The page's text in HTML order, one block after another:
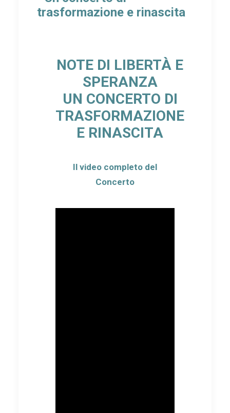
trasformazione e rinascita
NOTE DI LIBERTÀ E
SPERANZA
UN CONCERTO DI
TRASFORMAZIONE
E RINASCITA
Il video completo del
Concerto